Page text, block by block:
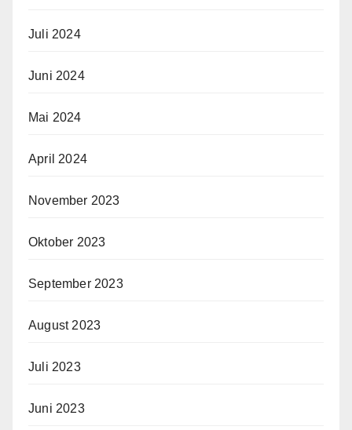
Juli 2024
Juni 2024
Mai 2024
April 2024
November 2023
Oktober 2023
September 2023
August 2023
Juli 2023
Juni 2023